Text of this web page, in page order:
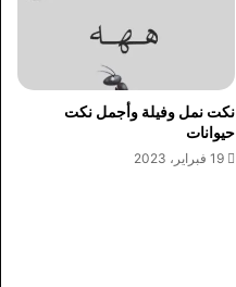
نكت نمل وفيلة وأجمل نكت
حيوانات
19 فبراير، 2023